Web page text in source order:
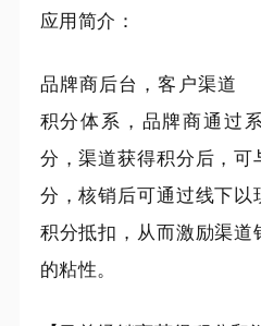
应用简介：
品牌商后台，客户渠道
积分体系 ，品牌商通过
分，渠道获得积分后，
分，核销后可通过线下
积分抵扣，从而激励渠
的粘性。